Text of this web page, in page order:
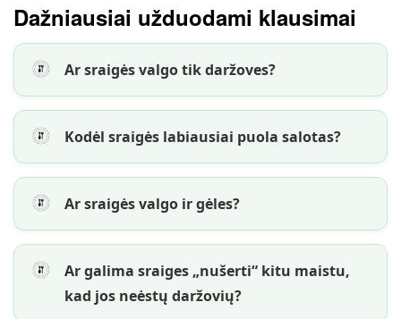
Dažniausiai užduodami klausimai
Ar sraigės valgo tik daržoves?
Kodėl sraigės labiausiai puola salotas?
Ar sraigės valgo ir gėles?
Ar galima sraiges „nušerti“ kitu maistu,
kad jos neėstų daržovių?